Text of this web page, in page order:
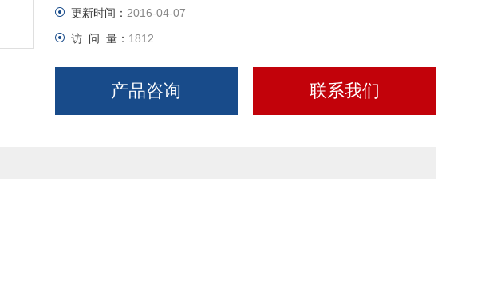
四、不锈钢制作，防腐性能好。
五、手动操作启闭轻便，对偏远无电地区的使用更为方便。
更新时间： 2016-04-07
访 问 量： 1812
产品咨询 联系我们